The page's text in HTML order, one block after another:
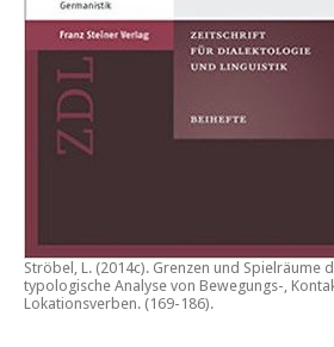
Ströbel, L. (2014c). Grenzen und Spielräume
typologische Analyse von Bewegungs-,
Lokationsverben. (169-186).